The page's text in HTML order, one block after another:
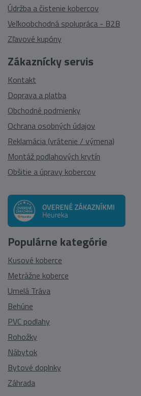
Zákaznícky servis
Kontakt
Doprava a platba
Obchodné podmienky
Ochrana osobných údajov
Reklamácia (vrátenie / výmena)
Montáž podlahových krytín
Obšitie a úpravy kobercov
Údržba a čistenie kobercov
Veľkoobchodná spolupráca - B2B
Zľavové kupóny
Populárne kategórie
Kusové koberce
Metrážne koberce
Umelá Tráva
Behúne
PVC podlahy
Rohožky
Nábytok
Bytové doplnky
Záhrada